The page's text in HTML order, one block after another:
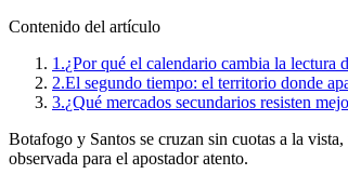
Contenido del artículo
1.¿Por qué el calendario cambia la lectura
2.El segundo tiempo: el territorio donde
3.¿Qué mercados secundarios resisten
Botafogo y Santos se cruzan sin cuotas a la
observada para el apostador atento.